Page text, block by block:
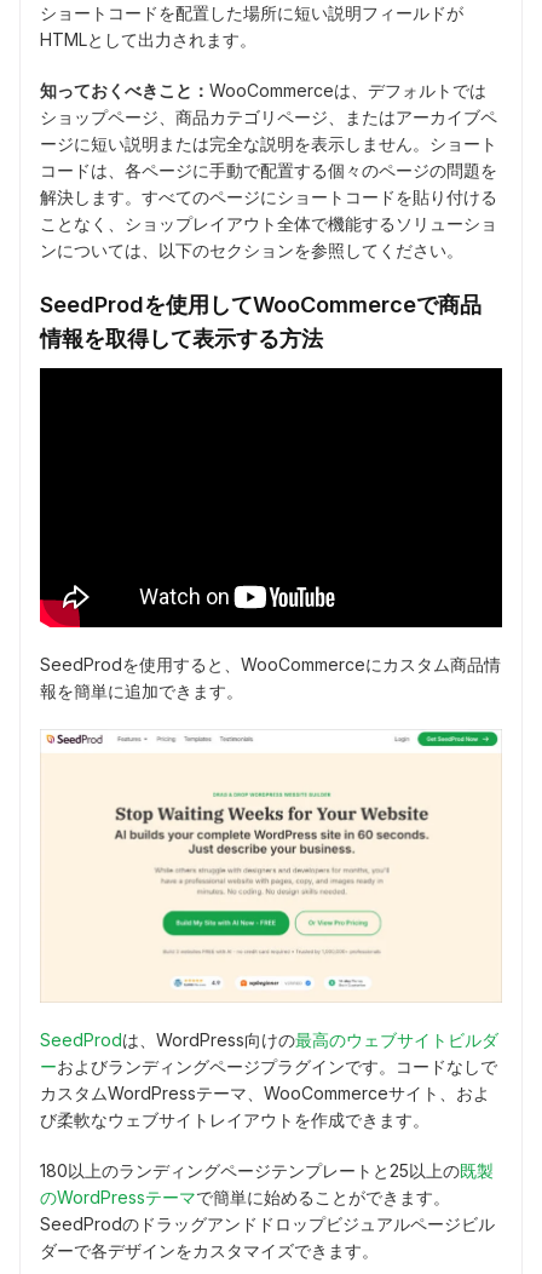
ショートコードを配置した場所に短い説明フィールドが
HTMLとして出力されます。
知っておくべきこと： WooCommerceは、デフォルトでは
ショップページ、商品カテゴリページ、またはアーカイブペ
ージに短い説明または完全な説明を表示しません。ショート
コードは、各ページに手動で配置する個々のページの問題を
解決します。すべてのページにショートコードを貼り付ける
ことなく、ショップレイアウト全体で機能するソリューショ
ンについては、以下のセクションを参照してください。
SeedProdを使用してWooCommerceで商品
情報を取得して表示する方法
SeedProdを使用すると、WooCommerceにカスタム商品情
報を簡単に追加できます。
SeedProdは、WordPress向けの最高のウェブサイトビルダ
ーおよびランディングページプラグインです。コードなしで
カスタムWordPressテーマ、WooCommerceサイト、およ
び柔軟なウェブサイトレイアウトを作成できます。
180以上のランディングページテンプレートと25以上の既製
のWordPressテーマで簡単に始めることができます。
SeedProdのドラッグアンドドロップビジュアルページビル
ダーで各デザインをカスタマイズできます。